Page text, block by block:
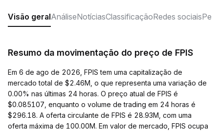
Visão geralAnáliseNotíciasClassificaçãoRedes sociais
Resumo da movimentação do preço de FPIS
Em 6 de ago de 2026, FPIS tem uma capitalização de
mercado total de $2.46M, o que representa uma variação de
0.00% nas últimas 24 horas. O preço atual de FPIS é
$0.085107, enquanto o volume de trading em 24 horas é
$296.18. A oferta circulante de FPIS é 28.93M, com uma
oferta máxima de 100.00M. Em valor de mercado, FPIS ocupa